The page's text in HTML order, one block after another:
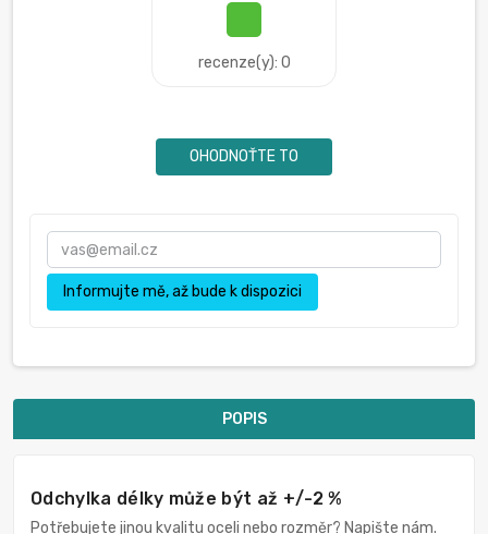
recenze(y): 0
OHODNOŤTE TO
Informujte mě, až bude k dispozici
POPIS
Odchylka délky může být až +/-2 %
Potřebujete jinou kvalitu oceli nebo rozměr? Napište nám.